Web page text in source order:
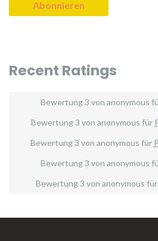
Recent Ratings
Bewertung3 von anonymous
Bewertung3 von anonymous für
Bewertung3 von anonymous für
Bewertung3 von anonymous
Bewertung3 von anonymous für